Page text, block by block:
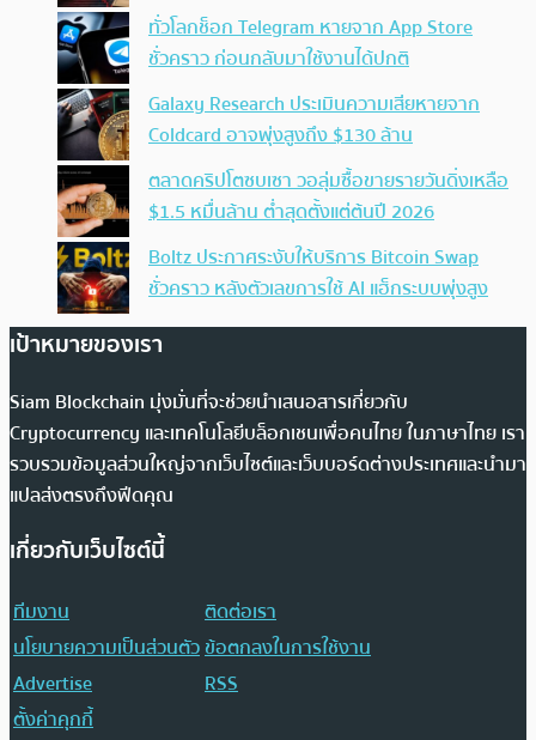
ทั่วโลกช็อก Telegram หายจาก App Store
ชั่วคราว ก่อนกลับมาใช้งานได้ปกติ
Galaxy Research ประเมินความเสียหายจาก
Coldcard อาจพุ่งสูงถึง $130 ล้าน
ตลาดคริปโตซบเซา วอลุ่มซื้อขายรายวันดิ่งเหลือ
$1.5 หมื่นล้าน ต่ำสุดตั้งแต่ต้นปี 2026
Boltz ประกาศระงับให้บริการ Bitcoin Swap
ชั่วคราว หลังตัวเลขการใช้ AI แฮ็กระบบพุ่งสูง
เป้าหมายของเรา
Siam Blockchain มุ่งมั่นที่จะช่วยนำเสนอสารเกี่ยวกับ
Cryptocurrency และเทคโนโลยีบล็อกเชนเพื่อคนไทย ในภาษาไทย เรา
รวบรวมข้อมูลส่วนใหญ่จากเว็บไซต์และเว็บบอร์ดต่างประเทศและนำมา
แปลส่งตรงถึงฟีดคุณ
เกี่ยวกับเว็บไซต์นี้
ทีมงาน
ติดต่อเรา
นโยบายความเป็นส่วนตัวข้อตกลงในการใช้งาน
Advertise
RSS
ตั้งค่าคุกกี้